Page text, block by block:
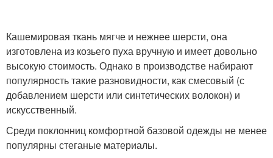
Кашемировая ткань мягче и нежнее шерсти, она
изготовлена из козьего пуха вручную и имеет довольно
высокую стоимость. Однако в производстве набирают
популярность такие разновидности, как смесовый (с
добавлением шерсти или синтетических волокон) и
искусственный.
Среди поклонниц комфортной базовой одежды не менее
популярны стеганые материалы.